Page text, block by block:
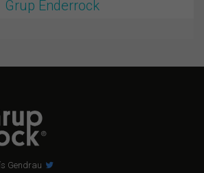
Grup Enderrock
Gendrau